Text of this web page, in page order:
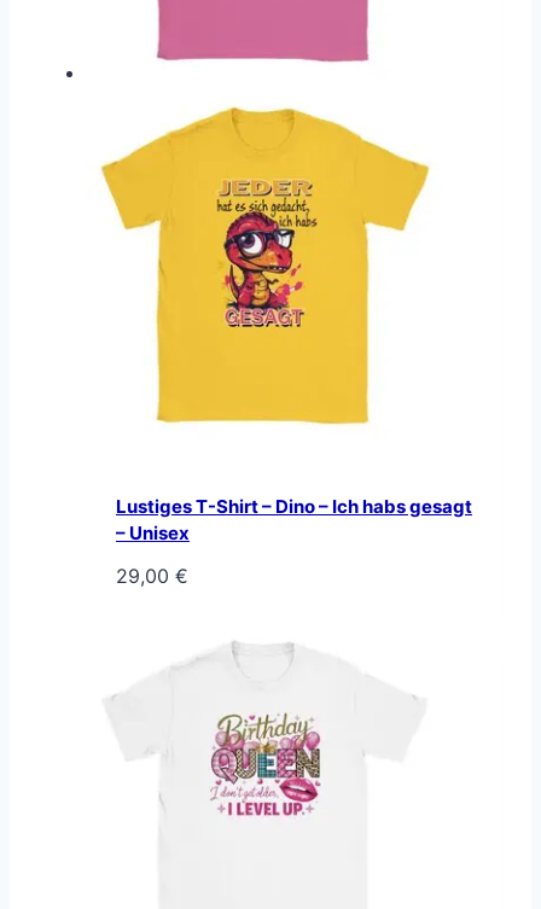
Lustiges T-Shirt – Dino – Ich habs gesagt
– Unisex
29,00 €